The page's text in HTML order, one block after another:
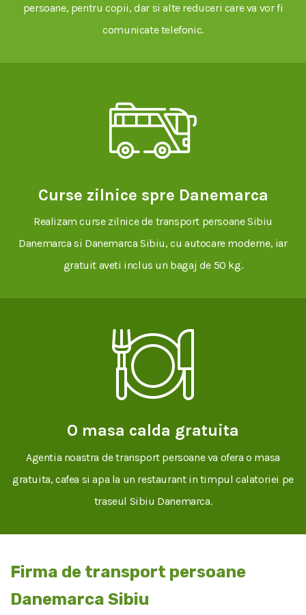
persoane, pentru copii, dar si alte reduceri care va vor fi
comunicate telefonic.
Curse zilnice spre Danemarca
Realizam curse zilnice de transport persoane Sibiu
Danemarca si Danemarca Sibiu, cu autocare moderne, iar
gratuit aveti inclus un bagaj de 50 kg.
O masa calda gratuita
Agentia noastra de transport persoane va ofera o masa
gratuita, cafea si apa la un restaurant in timpul calatoriei pe
traseul Sibiu Danemarca.
Firma de transport persoane
Danemarca Sibiu